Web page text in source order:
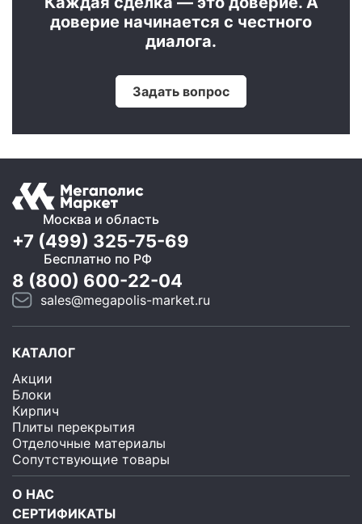
доверие начинается с честного
диалога.
Задать вопрос
Москва и область
+7 (499) 325-75-69
Бесплатно по РФ
8 (800) 600-22-04
sales@megapolis-market.ru
КАТАЛОГ
Акции
Блоки
Кирпич
Плиты перекрытия
Отделочные материалы
Сопутствующие товары
О НАС
СЕРТИФИКАТЫ